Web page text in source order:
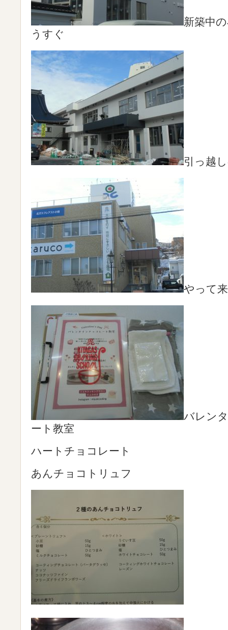
新築中
うすぐ
引っ越
やって
バレン
ート教室
ハートチョコレート
あんチョコトリュフ